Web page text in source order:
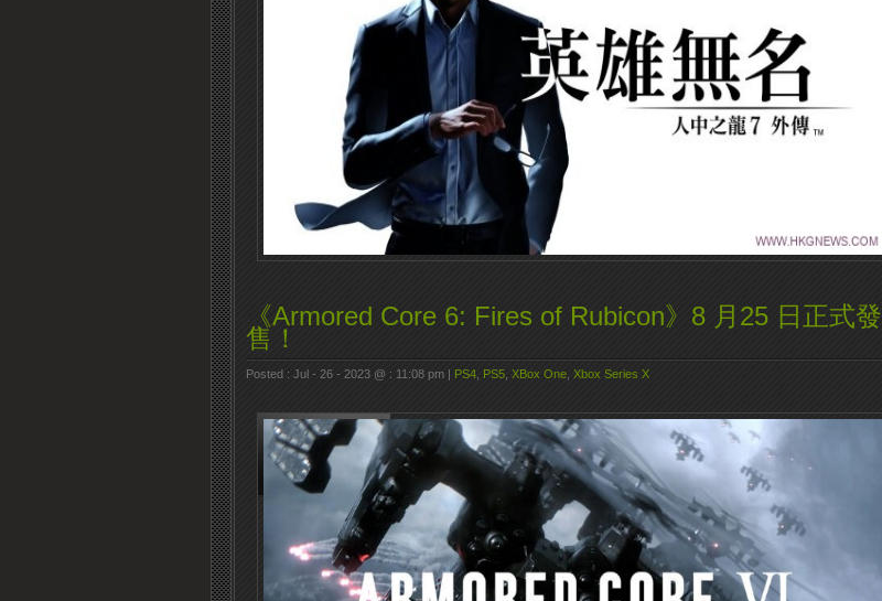
《Armored Core 6: Fires of Rubicon》8 月25 日正式發
售！
Posted : Jul - 26 - 2023 @ : 11:08 pm | PS4 PS5 XBox One Xbox Series X